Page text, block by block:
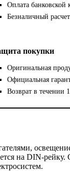
Оплата банковской
Безналичный расчет
покупки
Оригинальная
Официальная
Возврат в течении
на DIN-рейку.